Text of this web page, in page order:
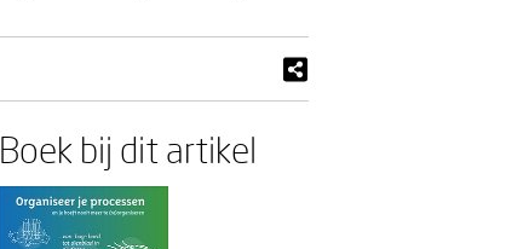
Boek bij dit artikel